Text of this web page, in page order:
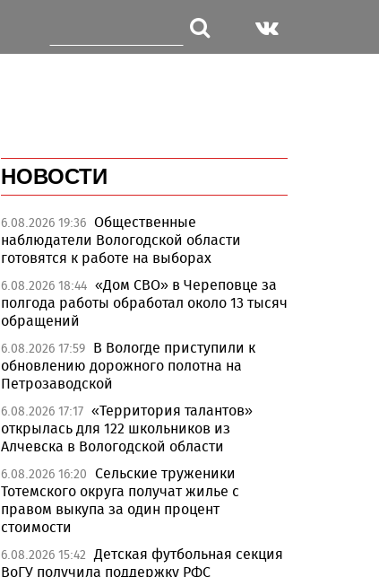
НОВОСТИ
6.08.2026 19:36 Общественные
наблюдатели Вологодской области
готовятся к работе на выборах
6.08.2026 18:44 «Дом СВО» в Череповце за
полгода работы обработал около 13 тысяч
обращений
6.08.2026 17:59 В Вологде приступили к
обновлению дорожного полотна на
Петрозаводской
6.08.2026 17:17 «Территория талантов»
открылась для 122 школьников из
Алчевска в Вологодской области
6.08.2026 16:20 Сельские труженики
Тотемского округа получат жилье с
правом выкупа за один процент
стоимости
6.08.2026 15:42 Детская футбольная секция
ВоГУ получила поддержку РФС